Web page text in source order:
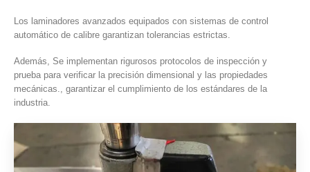
Los laminadores avanzados equipados con sistemas de control
automático de calibre garantizan tolerancias estrictas.
Además, Se implementan rigurosos protocolos de inspección y
prueba para verificar la precisión dimensional y las propiedades
mecánicas., garantizar el cumplimiento de los estándares de la
industria.